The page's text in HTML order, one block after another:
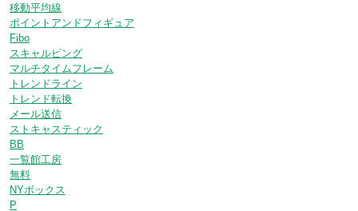
移動平均線
ポイントアンドフィギュア
Fibo
スキャルピング
マルチタイムフレーム
トレンドライン
トレンド転換
メール送信
ストキャスティック
BB
一覧館工房
無料
NYボックス
P